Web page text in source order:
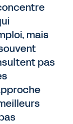
mais
pas